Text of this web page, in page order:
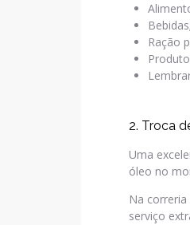
Bebidas;
Ração
2. Troca
Uma
óleo no
Na
serviço